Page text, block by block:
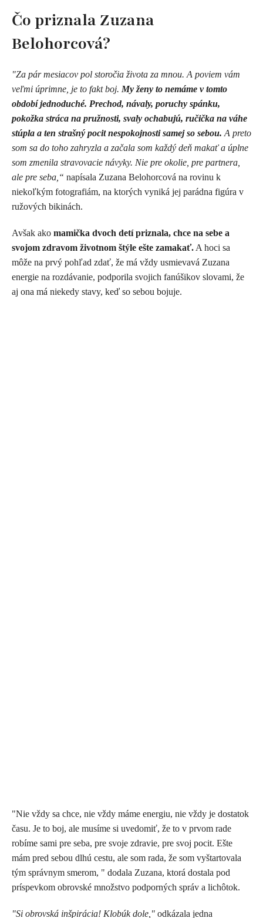
Čo priznala Zuzana
Belohorcová?
"Za pár mesiacov pol storočia života za mnou. A poviem vám
veľmi úprimne, je to fakt boj. My ženy to nemáme v tomto
období jednoduché. Prechod, návaly, poruchy spánku,
pokožka stráca na pružnosti, svaly ochabujú, ručička na váhe
stúpla a ten strašný pocit nespokojnosti samej so sebou. A preto
som sa do toho zahryzla a začala som každý deň makať a úplne
som zmenila stravovacie návyky. Nie pre okolie, pre partnera,
ale pre seba,“ napísala Zuzana Belohorcová na rovinu k
niekoľkým fotografiám, na ktorých vyniká jej parádna figúra v
ružových bikinách.
Avšak ako mamička dvoch detí priznala, chce na sebe a
svojom zdravom životnom štýle ešte zamakať. A hoci sa
môže na prvý pohľad zdať, že má vždy usmievavá Zuzana
energie na rozdávanie, podporila svojich fanúšikov slovami, že
aj ona má niekedy stavy, keď so sebou bojuje.
"Nie vždy sa chce, nie vždy máme energiu, nie vždy je dostatok
času. Je to boj, ale musíme si uvedomiť, že to v prvom rade
robíme sami pre seba, pre svoje zdravie, pre svoj pocit. Ešte
mám pred sebou dlhú cestu, ale som rada, že som vyštartovala
tým správnym smerom, " dodala Zuzana, ktorá dostala pod
príspevkom obrovské množstvo podporných správ a lichôtok.
"Si obrovská inšpirácia! Klobúk dole," odkázala jedna